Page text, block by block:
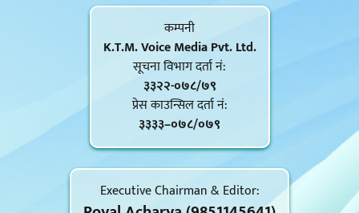
कम्पनी
K.T.M. Voice Media Pvt. Ltd.
सूचना विभाग दर्ता नं‍:
३३२२-०७८/७९
प्रेस काउन्सिल दर्ता नं‍:
३३३३–०७८/०७९
Executive Chairman & Editor: